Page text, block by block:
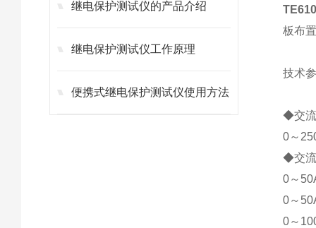
继电保护测试仪的产品介绍
继电保护测试仪工作原理
便携式继电保护测试仪使用方法
板布
技术
◆交
0～
◆交
0～
0～
0～